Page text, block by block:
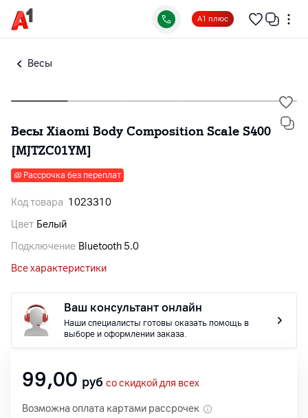
А1 плюс
Весы
Весы Xiaomi Body Composition Scale S400
[MJTZC01YM]
Рассрочка без переплат
Код товара 1023310
Цвет Белый
Подключение Bluetooth 5.0
Все характеристики
Ваш консультант онлайн
Наши специалисты готовы оказать помощь в
выборе и оформлении заказа.
99,00 руб со скидкой для всех
Возможна оплата картами рассрочек